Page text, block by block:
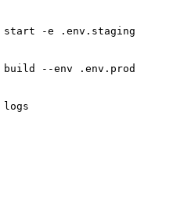
start -e .env.staging
build --env .env.prod
logs